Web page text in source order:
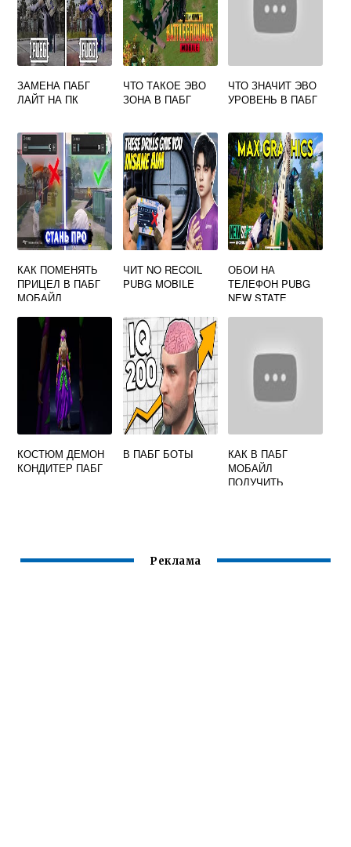
ЗАМЕНА ПАБГ
ЛАЙТ НА ПК
ЧТО ТАКОЕ ЭВО
ЗОНА В ПАБГ
ЧТО ЗНАЧИТ ЭВО
УРОВЕНЬ В ПАБГ
КАК ПОМЕНЯТЬ
ПРИЦЕЛ В ПАБГ
МОБАЙЛ
ЧИТ NO RECOIL
PUBG MOBILE
ОБОИ НА
ТЕЛЕФОН PUBG
NEW STATE
КОСТЮМ ДЕМОН
КОНДИТЕР ПАБГ
В ПАБГ БОТЫ
КАК В ПАБГ
МОБАЙЛ
ПОЛУЧИТЬ
Реклама